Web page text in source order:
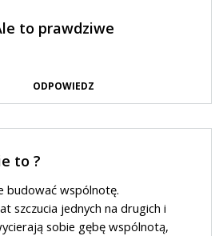
to prawdziwe
ODPOWIEDZ
to ?
budować wspólnotę.
szczucia jednych na drugich i
sobie gębę wspólnotą,